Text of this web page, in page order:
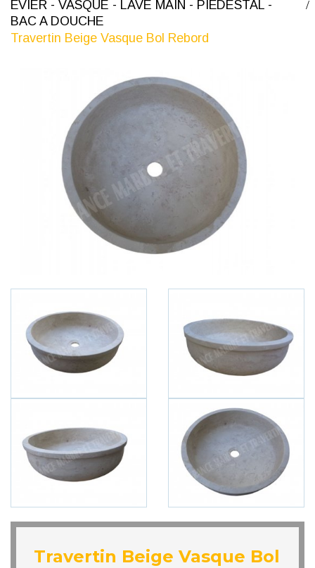
ÉVIER - VASQUE - LAVE MAIN - PIÉDESTAL -
BAC A DOUCHE
Travertin Beige Vasque Bol Rebord
Travertin Beige Vasque Bol